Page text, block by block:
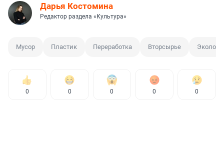
Дарья Костомина
Редактор раздела «Культура»
Мусор Пластик Переработка Вторсырье
0 0 0 0 0